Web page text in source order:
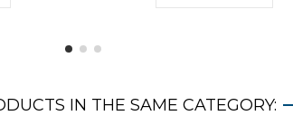
IN THE SAME CATEGORY: